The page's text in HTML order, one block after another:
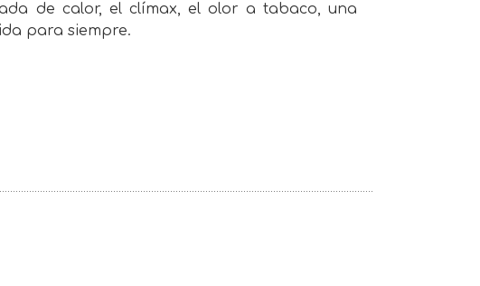
de calor, el clímax, el olor a tabaco, una
para siempre.